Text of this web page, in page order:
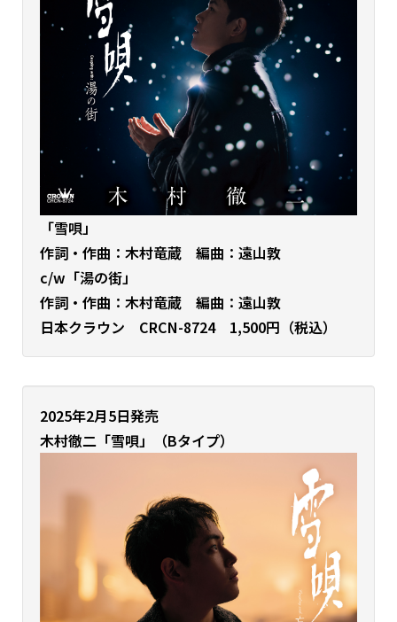
「雪唄」
作詞・作曲：木村竜蔵 編曲：遠山敦
c/w「湯の街」
作詞・作曲：木村竜蔵 編曲：遠山敦
日本クラウン CRCN-8724 1,500円（税込）
2025年2月5日発売
木村徹二「雪唄」（Bタイプ）